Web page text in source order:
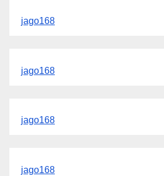
jago168
jago168
jago168
jago168